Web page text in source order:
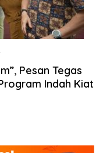
Pesan Tegas
Indah Kiat